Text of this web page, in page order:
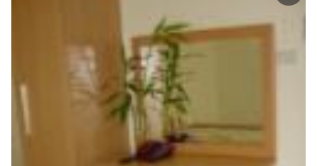
🔒 กล้อง CCTV + รปภ. ปลอดภัย
🧺 เครื่องซักผ้าหยอดเหรียญ
💧 ตู้น้ำหยอดเหรียญ
📍 จุดเด่นที่หาไม่ได้ในราคานี้
🔥 ทำเลโคตรดี ติดห้าง
🔥 ใกล้รถไฟฟ้า เดินทางง่าย